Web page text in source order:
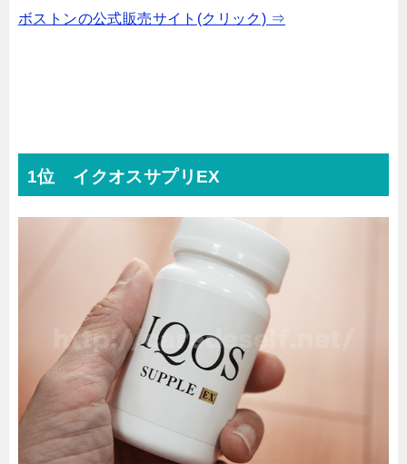
ボストンの公式販売サイト(クリック) ⇒
1位 イクオスサプリEX